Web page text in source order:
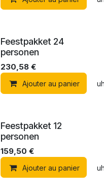
Ajouter à la liste de
Feestpakket 24
personen
230,58€
Ajouter au panier
Ajouter à la liste de
Feestpakket 12
personen
159,50 €
Ajouter au panier